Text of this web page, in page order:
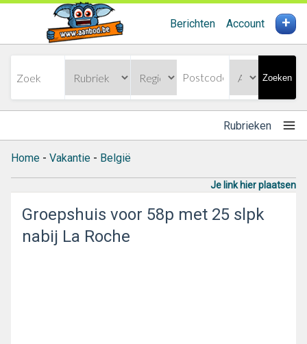
Berichten Account +
Zoeken
Rubrieken
Home - Vakantie - België
Je link hier plaatsen
Groepshuis voor 58p met 25 slpk
nabij La Roche